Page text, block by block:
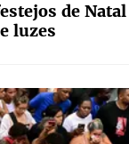
de
luzes